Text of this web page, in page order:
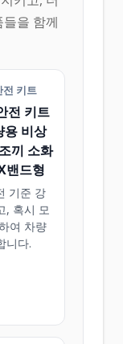
을 함께
전 키트
전 키트
용 비상
끼 소화
밴드형
기준 강
, 혹시 모
여 차량
니다.